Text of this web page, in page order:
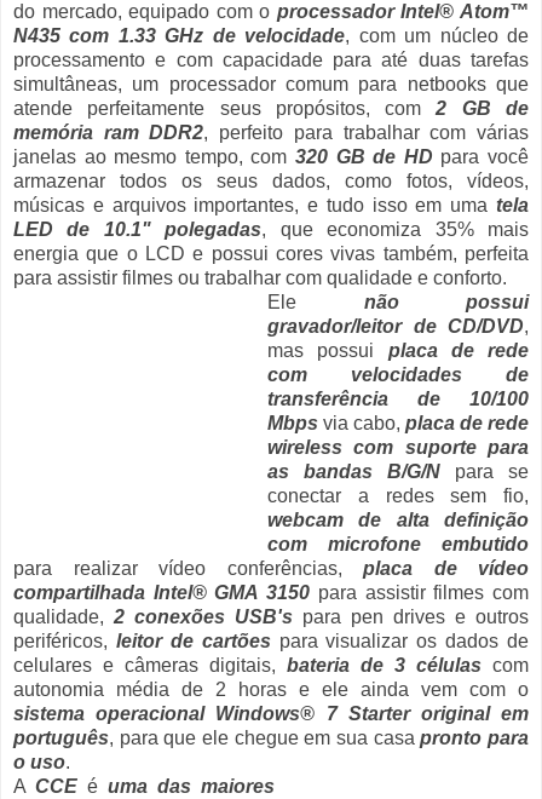
do mercado, equipado com o processador Intel® Atom™
N435 com 1.33 GHz de velocidade, com um núcleo de
processamento e com capacidade para até duas tarefas
simultâneas, um processador comum para netbooks que
atende perfeitamente seus propósitos, com2 GB de
memória ram DDR2, perfeito para trabalhar com várias
janelas ao mesmo tempo, com 320 GB de HD para você
armazenar todos os seus dados, como fotos, vídeos,
músicas e arquivos importantes, e tudo isso em uma tela
LED de 10.1" polegadas, que economiza 35% mais
energia que o LCD e possui cores vivas também, perfeita
para assistir filmes ou trabalhar com qualidade e conforto.
Ele não possui
gravador/leitor de CD/DVD,
mas possui placa de rede
com velocidades de
transferência de 10/100
Mbps via cabo, placa de rede
wireless com suporte para
as bandas B/G/N para se
conectar a redes sem fio,
webcam de alta definição
com microfone embutido
para realizar vídeo conferências, placa de vídeo
compartilhada Intel® GMA 3150 para assistir filmes com
qualidade,2 conexões USB's para pen drives e outros
periféricos, leitor de cartões para visualizar os dados de
celulares e câmeras digitais, bateria de 3 células com
autonomia média de 2 horas e ele ainda vem com o
sistema operacional Windows® 7 Starter original em
português, para que ele chegue em sua casapronto para
o uso.
A CCE é uma das maiores